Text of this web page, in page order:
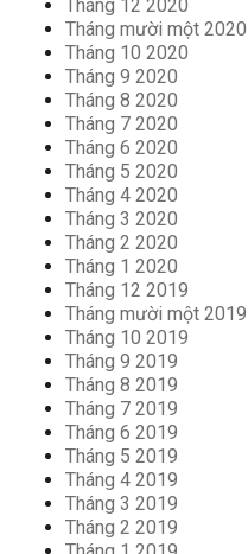
Tháng 12 2020
Tháng mười một 2020
Tháng 10 2020
Tháng 9 2020
Tháng 8 2020
Tháng 7 2020
Tháng 6 2020
Tháng 5 2020
Tháng 4 2020
Tháng 3 2020
Tháng 2 2020
Tháng 1 2020
Tháng 12 2019
Tháng mười một 2019
Tháng 10 2019
Tháng 9 2019
Tháng 8 2019
Tháng 7 2019
Tháng 6 2019
Tháng 5 2019
Tháng 4 2019
Tháng 3 2019
Tháng 2 2019